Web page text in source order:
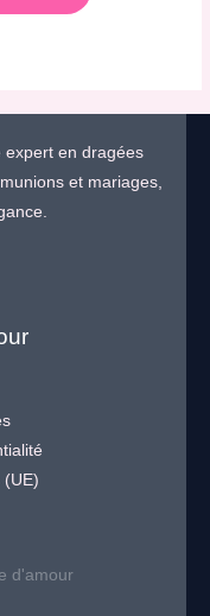
expert en dragées
et mariages,
(UE)
d'amour